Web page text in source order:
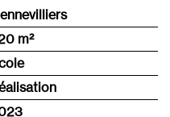
m²